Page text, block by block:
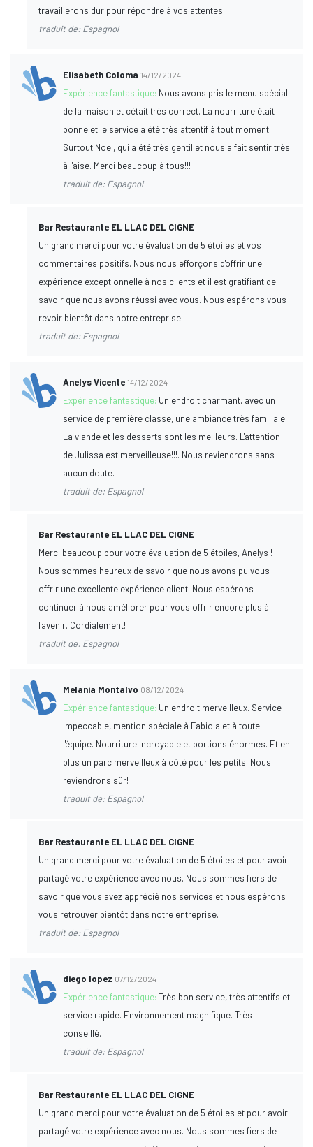
travaillerons dur pour répondre à vos attentes.
traduit de: Espagnol
Elisabeth Coloma 14/12/2024
Expérience fantastique: Nous avons pris le menu spécial
de la maison et c'était très correct. La nourriture était
bonne et le service a été très attentif à tout moment.
Surtout Noel, qui a été très gentil et nous a fait sentir très
à l'aise. Merci beaucoup à tous!!!
traduit de: Espagnol
Bar Restaurante EL LLAC DEL CIGNE
Un grand merci pour votre évaluation de 5 étoiles et vos
commentaires positifs. Nous nous efforçons d'offrir une
expérience exceptionnelle à nos clients et il est gratifiant de
savoir que nous avons réussi avec vous. Nous espérons vous
revoir bientôt dans notre entreprise!
traduit de: Espagnol
Anelys Vicente 14/12/2024
Expérience fantastique: Un endroit charmant, avec un
service de première classe, une ambiance très familiale.
La viande et les desserts sont les meilleurs. L'attention
de Julissa est merveilleuse!!!. Nous reviendrons sans
aucun doute.
traduit de: Espagnol
Bar Restaurante EL LLAC DEL CIGNE
Merci beaucoup pour votre évaluation de 5 étoiles, Anelys !
Nous sommes heureux de savoir que nous avons pu vous
offrir une excellente expérience client. Nous espérons
continuer à nous améliorer pour vous offrir encore plus à
l'avenir. Cordialement!
traduit de: Espagnol
Melania Montalvo 08/12/2024
Expérience fantastique: Un endroit merveilleux. Service
impeccable, mention spéciale à Fabiola et à toute
l'équipe. Nourriture incroyable et portions énormes. Et en
plus un parc merveilleux à côté pour les petits. Nous
reviendrons sûr!
traduit de: Espagnol
Bar Restaurante EL LLAC DEL CIGNE
Un grand merci pour votre évaluation de 5 étoiles et pour avoir
partagé votre expérience avec nous. Nous sommes fiers de
savoir que vous avez apprécié nos services et nous espérons
vous retrouver bientôt dans notre entreprise.
traduit de: Espagnol
diego lopez 07/12/2024
Expérience fantastique:Très bon service, très attentifs et
service rapide. Environnement magnifique. Très
conseillé.
traduit de: Espagnol
Bar Restaurante EL LLAC DEL CIGNE
Un grand merci pour votre évaluation de 5 étoiles et pour avoir
partagé votre expérience avec nous. Nous sommes fiers de